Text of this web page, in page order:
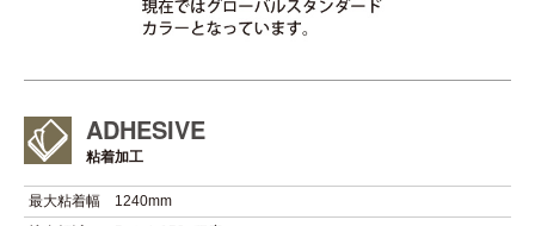
ADHESIVE
粘着加工
最大粘着幅
1240mm